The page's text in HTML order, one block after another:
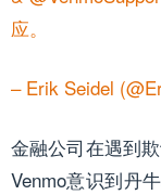
应。
– Erik Seidel
金融公司在遇到
Venmo意识到丹